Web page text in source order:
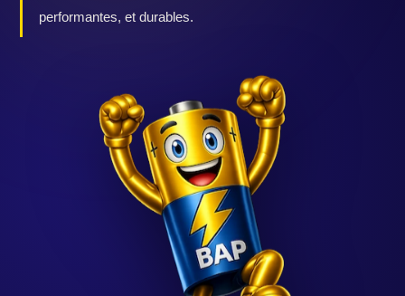
performantes, et durables.